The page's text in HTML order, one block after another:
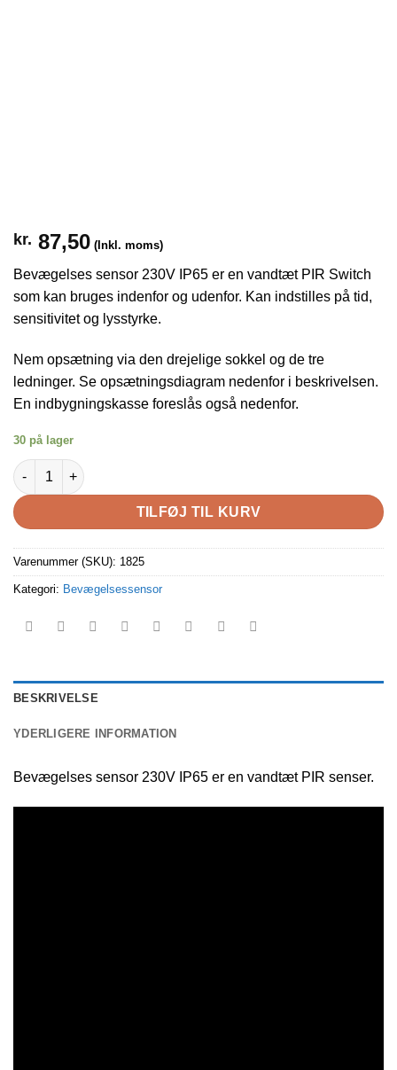
kr. 87,50 (Inkl. moms)
Bevægelses sensor 230V IP65 er en vandtæt PIR Switch
som kan bruges indenfor og udenfor. Kan indstilles på tid,
sensitivitet og lysstyrke.
Nem opsætning via den drejelige sokkel og de tre
ledninger. Se opsætningsdiagram nedenfor i beskrivelsen.
En indbygningskasse foreslås også nedenfor.
30 på lager
Bevægelses sensor 230V IP65, kan indstilled med tid osv. antal
TILFØJ TIL KURV
Varenummer (SKU): 1825
Kategori: Bevægelsessensor
BESKRIVELSE
YDERLIGERE INFORMATION
Bevægelses sensor 230V IP65 er en vandtæt PIR senser.